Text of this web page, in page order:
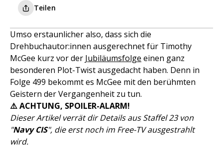
Teilen
Umso erstaunlicher also, dass sich die
Drehbuchautor:innen ausgerechnet für Timothy
McGee kurz vor der Jubiläumsfolge einen ganz
besonderen Plot-Twist ausgedacht haben. Denn in
Folge 499 bekommt es McGee mit den berühmten
Geistern der Vergangenheit zu tun.
⚠️ ACHTUNG, SPOILER-ALARM!
Dieser Artikel verrät dir Details aus Staffel 23 von
"Navy CIS", die erst noch im Free-TV ausgestrahlt
wird.